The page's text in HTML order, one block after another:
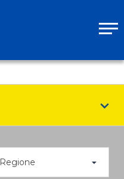
Regione